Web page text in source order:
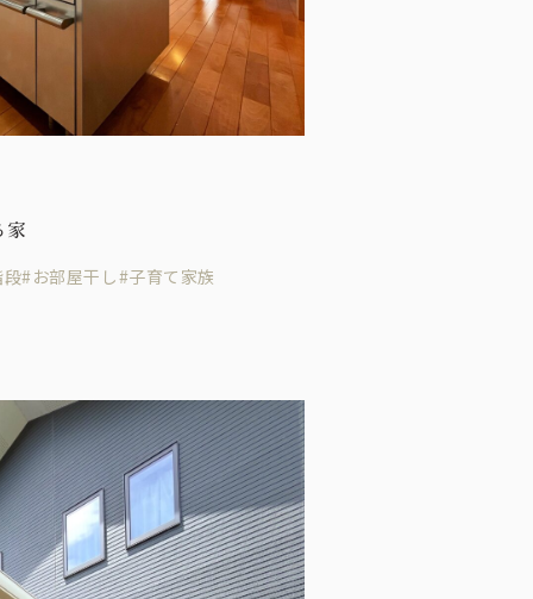
段#お部屋干し#子育て家族